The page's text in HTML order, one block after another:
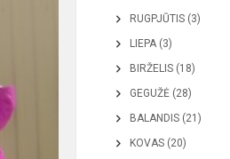
RUGPJŪTIS (3)
LIEPA (3)
BIRŽELIS (18)
GEGUŽĖ (28)
BALANDIS (21)
KOVAS (20)